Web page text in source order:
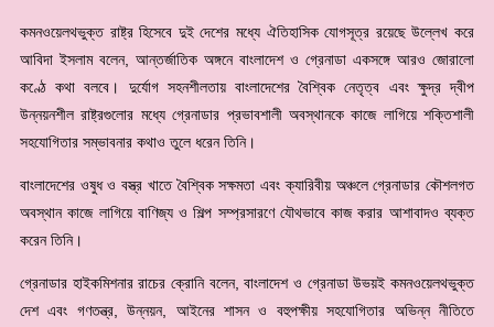
কমনওয়েলথভুক্ত রাষ্ট্র হিসেবে দুই দেশের মধ্যে ঐতিহাসিক যোগসূত্র রয়েছে উল্লেখ করে
আবিদা ইসলাম বলেন, আন্তর্জাতিক অঙ্গনে বাংলাদেশ ও গ্রেনাডা একসঙ্গে আরও জোরালো
কণ্ঠে কথা বলবে। দুর্যোগ সহনশীলতায় বাংলাদেশের বৈশ্বিক নেতৃত্ব এবং ক্ষুদ্র দ্বীপ
উন্নয়নশীল রাষ্ট্রগুলোর মধ্যে গ্রেনাডার প্রভাবশালী অবস্থানকে কাজে লাগিয়ে শক্তিশালী
সহযোগিতার সম্ভাবনার কথাও তুলে ধরেন তিনি।
বাংলাদেশের ওষুধ ও বস্ত্র খাতে বৈশ্বিক সক্ষমতা এবং ক্যারিবীয় অঞ্চলে গ্রেনাডার কৌশলগত
অবস্থান কাজে লাগিয়ে বাণিজ্য ও শিল্প সম্প্রসারণে যৌথভাবে কাজ করার আশাবাদও ব্যক্ত
করেন তিনি।
গ্রেনাডার হাইকমিশনার রাচের ক্রোনি বলেন, বাংলাদেশ ও গ্রেনাডা উভয়ই কমনওয়েলথভুক্ত
দেশ এবং গণতন্ত্র, উন্নয়ন, আইনের শাসন ও বহুপক্ষীয় সহযোগিতার অভিন্ন নীতিতে